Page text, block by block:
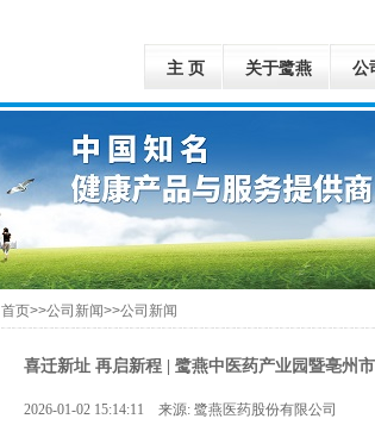
主 页 关于鹭燕 公
首页>>公司新闻>>公司新闻
喜迁新址 再启新程 | 鹭燕中医药产业园暨亳州
2026-01-02 15:14:11 来源: 鹭燕医药股份有限公司